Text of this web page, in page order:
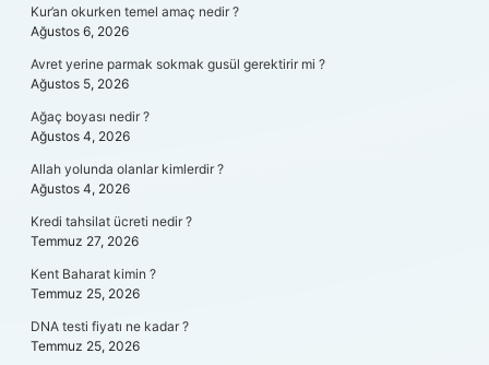
Kur’an okurken temel amaç nedir ?
Ağustos 6, 2026
Avret yerine parmak sokmak gusül gerektirir mi ?
Ağustos 5, 2026
Ağaç boyası nedir ?
Ağustos 4, 2026
Allah yolunda olanlar kimlerdir ?
Ağustos 4, 2026
Kredi tahsilat ücreti nedir ?
Temmuz 27, 2026
Kent Baharat kimin ?
Temmuz 25, 2026
DNA testi fiyatı ne kadar ?
Temmuz 25, 2026